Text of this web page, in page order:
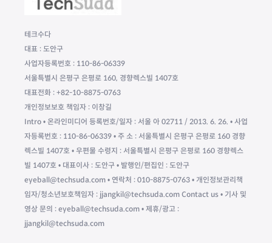
테크수다
대표 : 도안구
사업자등록번호 : 110-86-06339
서울특별시 은평구 은평로 160, 경향렉스빌 1407호
대표전화 : +82-10-8875-0763
개인정보보호 책임자 : 이창길
Intro • 온라인미디어 등록번호/일자 : 서울 아 02711 / 2013. 6. 26. • 사업
자등록번호 : 110-86-06339 • 주 소 : 서울특별시 은평구 은평로 160 경향
렉스빌 1407호 • 우편물 수령지 : 서울특별시 은평구 은평로 160 경향렉스
빌 1407호 • 대표이사 : 도안구 • 발행인/편집인 : 도안구
eyeball@techsuda.com • 연락처 : 010-8875-0763 • 개인정보관리책
임자/청소년보호책임자 : jjangkil@techsuda.com Contact us • 기사 및
영상 문의 : eyeball@techsuda.com • 제휴/광고 :
jjangkil@techsuda.com